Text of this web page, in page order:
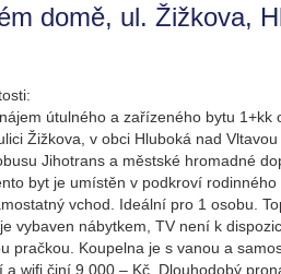
domě, ul. Žižkova,
útulného a zařízeného bytu 1+kk
Žižkova, v obci Hluboká nad
Jihotrans a městské hromadné
byt je umístěn v podkroví
vchod. Ideální pro 1 osobu.
vybaven nábytkem, TV není k
pračkou. Koupelna je s vanou a
a wifi činí 9 000,– Kč. Dlouhodobý